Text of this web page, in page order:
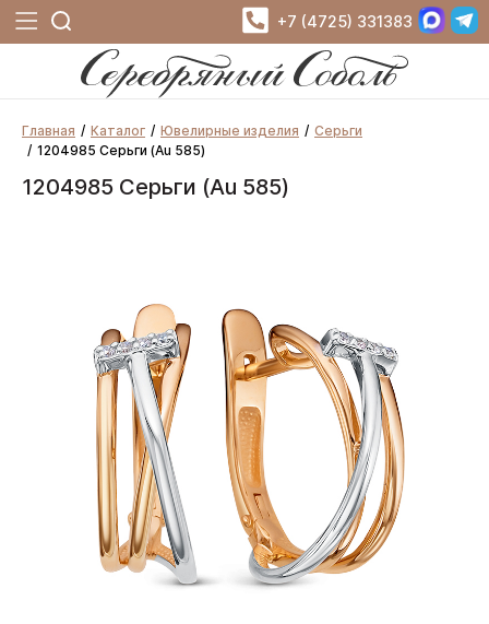
+7 (4725) 331383
Главная Каталог Ювелирные изделия
Серьги
1204985 Серьги (Au 585)
1204985 Серьги (Au 585)